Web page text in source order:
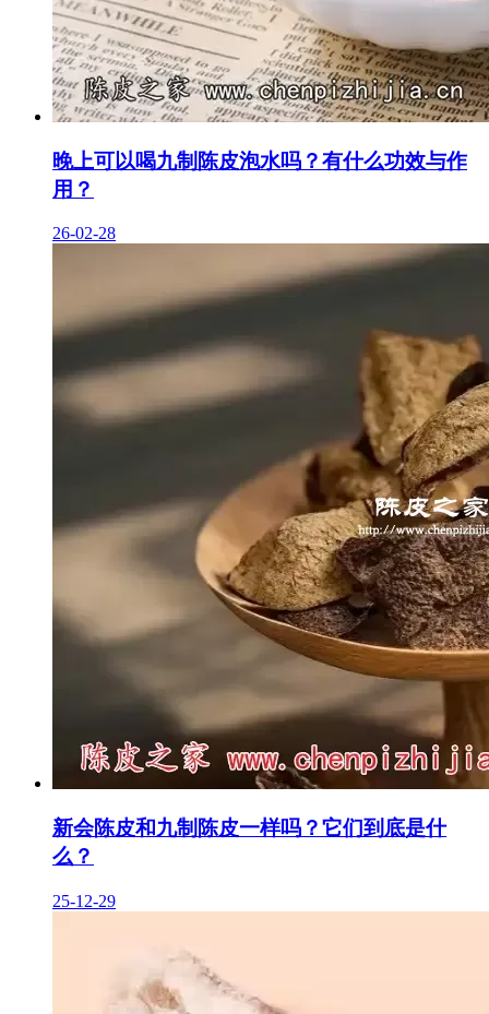
晚上可以喝九制陈皮泡水吗？有什么功效与作
用？
26-02-28
新会陈皮和九制陈皮一样吗？它们到底是什
么？
25-12-29